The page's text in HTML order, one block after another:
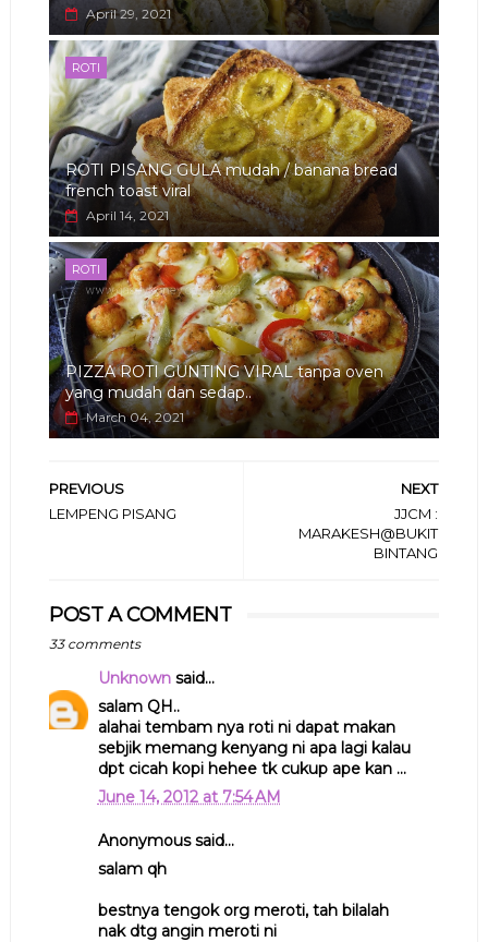
April 29, 2021
ROTI
ROTI PISANG GULA mudah / banana bread
french toast viral
April 14, 2021
ROTI
PIZZA ROTI GUNTING VIRAL tanpa oven
yang mudah dan sedap..
March 04, 2021
NEXT
JJCM :
MARAKESH@BUKIT
BINTANG
PREVIOUS
LEMPENG PISANG
POST A COMMENT
33 comments
Unknownsaid...
salam QH..
alahai tembam nya roti ni dapat makan
sebjik memang kenyang ni apa lagi kalau
dpt cicah kopi hehee tk cukup ape kan ...
June 14, 2012 at 7:54 AM
Anonymous said...
salam qh
bestnya tengok org meroti, tah bilalah
nak dtg angin meroti ni